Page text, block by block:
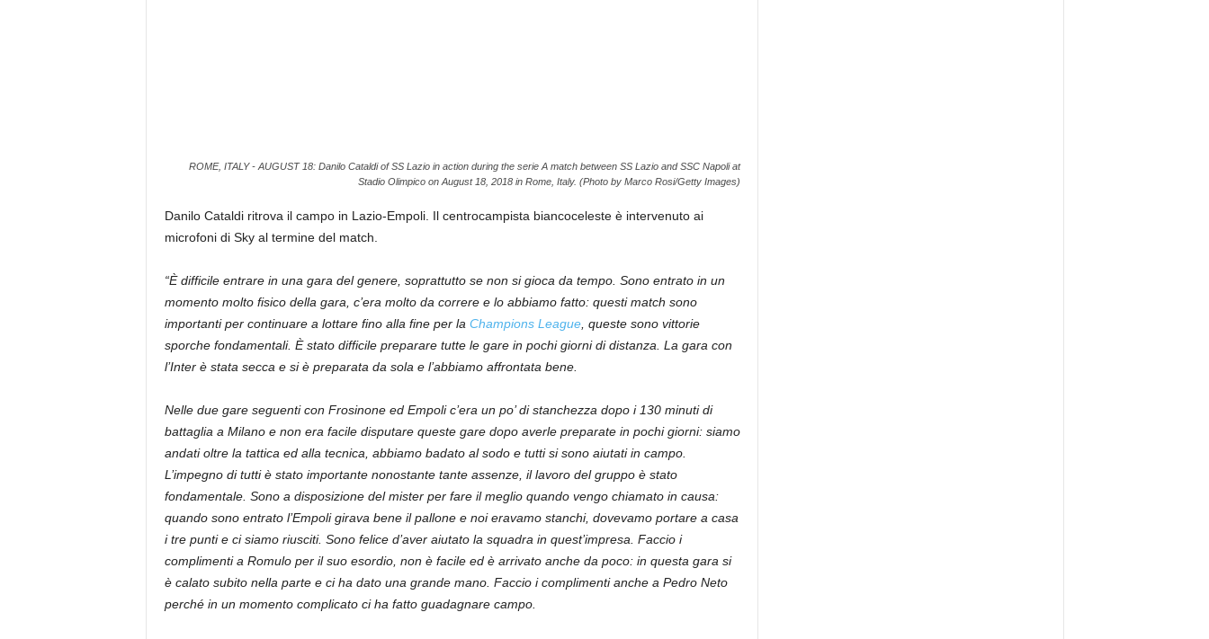
ROME, ITALY - AUGUST 18: Danilo Cataldi of SS Lazio in action during the serie A match between SS Lazio and SSC Napoli at
Stadio Olimpico on August 18, 2018 in Rome, Italy. (Photo by Marco Rosi/Getty Images)
Danilo Cataldi ritrova il campo in Lazio-Empoli. Il centrocampista biancoceleste è intervenuto ai
microfoni di Sky al termine del match.
“È difficile entrare in una gara del genere, soprattutto se non si gioca da tempo. Sono entrato in un
momento molto fisico della gara, c’era molto da correre e lo abbiamo fatto: questi match sono
importanti per continuare a lottare fino alla fine per la Champions League, queste sono vittorie
sporche fondamentali. È stato difficile preparare tutte le gare in pochi giorni di distanza. La gara con
l’Inter è stata secca e si è preparata da sola e l’abbiamo affrontata bene.
Nelle due gare seguenti con Frosinone ed Empoli c’era un po’ di stanchezza dopo i 130 minuti di
battaglia a Milano e non era facile disputare queste gare dopo averle preparate in pochi giorni: siamo
andati oltre la tattica ed alla tecnica, abbiamo badato al sodo e tutti si sono aiutati in campo.
L’impegno di tutti è stato importante nonostante tante assenze, il lavoro del gruppo è stato
fondamentale. Sono a disposizione del mister per fare il meglio quando vengo chiamato in causa:
quando sono entrato l’Empoli girava bene il pallone e noi eravamo stanchi, dovevamo portare a casa
i tre punti e ci siamo riusciti. Sono felice d’aver aiutato la squadra in quest’impresa. Faccio i
complimenti a Romulo per il suo esordio, non è facile ed è arrivato anche da poco: in questa gara si
è calato subito nella parte e ci ha dato una grande mano. Faccio i complimenti anche a Pedro Neto
perché in un momento complicato ci ha fatto guadagnare campo.